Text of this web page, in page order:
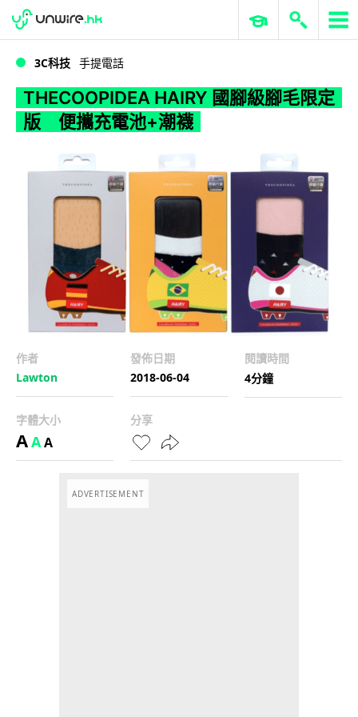
WWDC 2026 ERP 與商業 AI
3C科技 手提電話
THECOOPIDEA HAIRY 國腳級腳毛限定
版 便攜充電池+潮襪
作者
Lawton
發佈日期
2018-06-04
閱讀時間
4分鐘
字體大小
AAA
分享
ADVERTISEMENT